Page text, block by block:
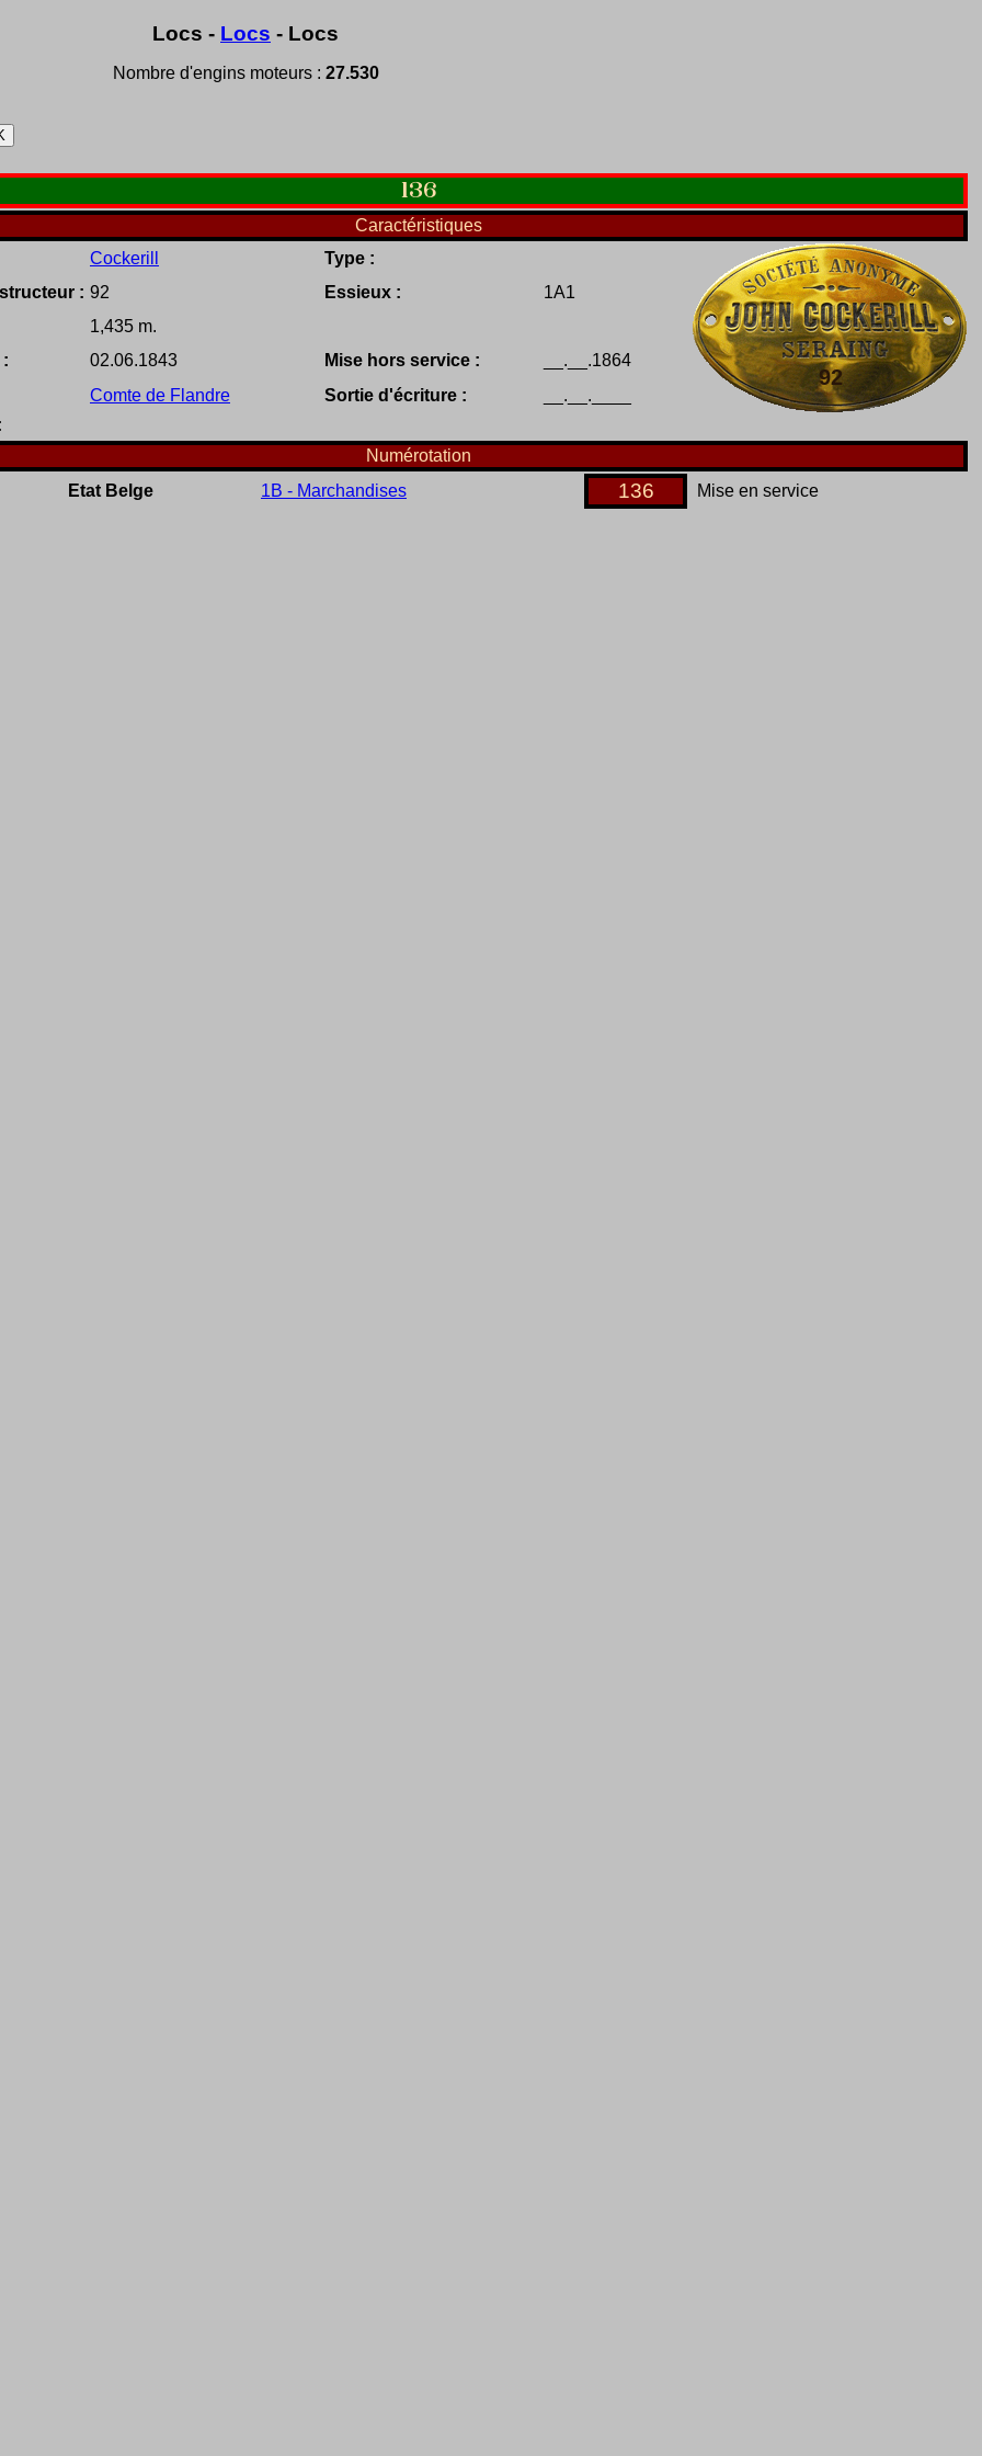
Locs - Locs - Locs
Nombre d'engins moteurs : 27.530
136
Caractéristiques
Cockerill Type :
92
: 92 Essieux :
1A1
1,435 m.
02.06.1843 Mise hors service :
__.__.1864
Comte de Flandre Sortie d'écriture :
__.__.____
Numérotation
Etat Belge 1B - Marchandises 136 Mise en service